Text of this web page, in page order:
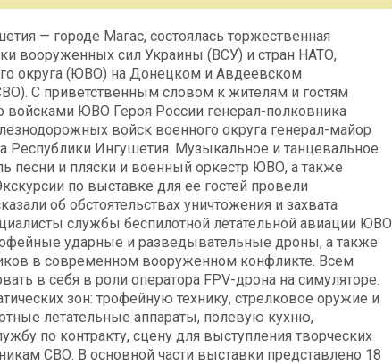
— городе Магас, состоялась торжественная
вооруженных сил Украины (ВСУ) и стран НАТО,
округа (ЮВО) на Донецком и Авдеевском
С приветственным словом к жителям и гостям
ЮВО Героя России генерал-полковника
войск военного округа генерал-майор
Республики Ингушетия. Музыкальное и танцевальное
песни и пляски и военный оркестр ЮВО, а также
по выставке для ее гостей провели
об обстоятельствах уничтожения и захвата
службы беспилотной летательной авиации ЮВО
ударные и разведывательные дроны, а также
в современном вооруженном конфликте. Всем
в себя в роли оператора FPV-дрона на симуляторе.
зон: трофейную технику, стрелковое оружие и
летательные аппараты, полевую кухню,
по контракту, сцену для выступления творческих
СВО. В основной части выставки представлено 18